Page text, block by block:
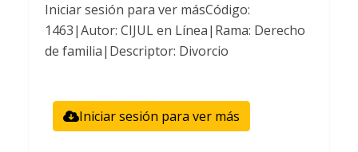
Iniciar sesión para ver másCódigo:
1463|Autor: CIJUL en Línea|Rama: Derecho
de familia|Descriptor: Divorcio
Iniciar sesión para ver más